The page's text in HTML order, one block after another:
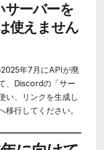
ーバーを
使えません
年7月にAPIが廃
、Discordの「サー
い、リンクを生成し
移行してください。